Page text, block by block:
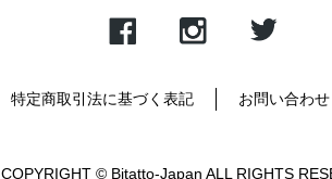
特定商取引法に基づく表記 お問い合わせ
COPYRIGHT © Bitatto-Japan ALL RIGHTS